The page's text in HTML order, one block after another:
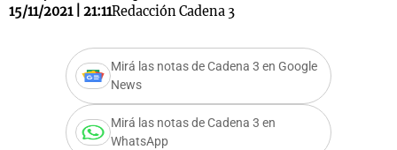
15/11/2021 | 21:11Redacción Cadena 3
Mirá las notas de Cadena 3 en Google
News
Mirá las notas de Cadena 3 en
WhatsApp